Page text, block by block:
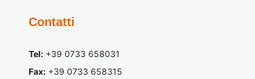
Contatti
Tel: +39 0733 658031
Fax: +39 0733 658315